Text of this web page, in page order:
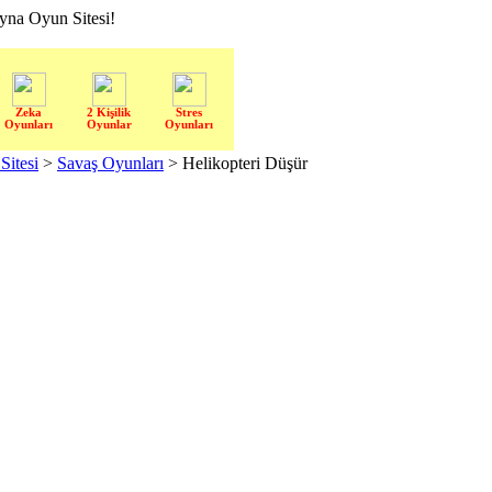
Oyun Sitesi!
Zeka
Oyunları
2 Kişilik
Oyunlar
Stres
Oyunları
> Savaş Oyunları > Helikopteri Düşür